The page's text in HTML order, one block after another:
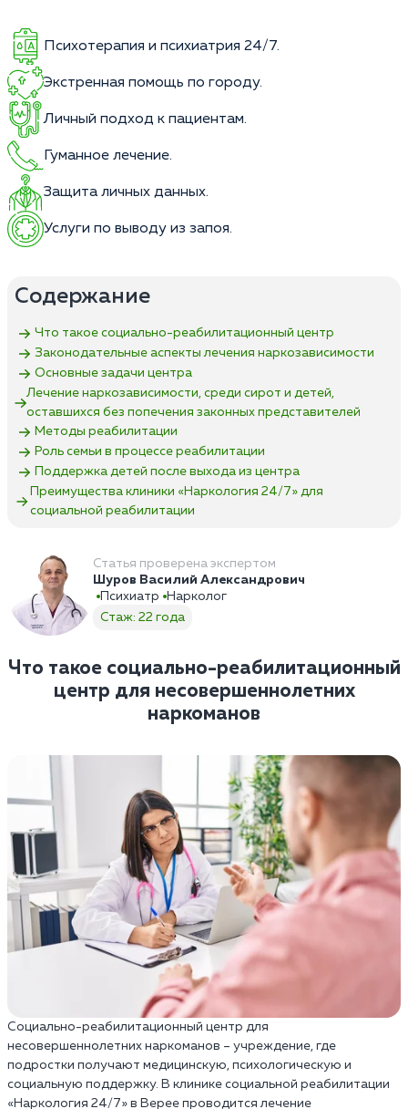
Психотерапия и психиатрия 24/7.
Экстренная помощь по городу.
Личный подход к пациентам.
Гуманное лечение.
Защита личных данных.
Услуги по выводу из запоя.
Содержание
Что такое социально-реабилитационный центр
Законодательные аспекты лечения наркозависимости
Основные задачи центра
Лечение наркозависимости, среди сирот и детей,
оставшихся без попечения законных представителей
Методы реабилитации
Роль семьи в процессе реабилитации
Поддержка детей после выхода из центра
Преимущества клиники «Наркология 24/7»‎ для
социальной реабилитации
Статья проверена экспертом
Шуров Василий Александрович
Психиатр
Нарколог
Стаж: 22 года
Что такое социально-реабилитационный
центр для несовершеннолетних
наркоманов
Социально-реабилитационный центр для
несовершеннолетних наркоманов – учреждение, где
подростки получают медицинскую, психологическую и
социальную поддержку. В клинике социальной реабилитации
«Наркология 24/7» в Верее проводится лечение